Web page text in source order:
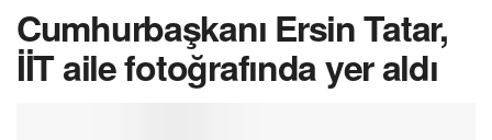
Cumhurbaşkanı Ersin Tatar,
İİT aile fotoğrafında yer aldı